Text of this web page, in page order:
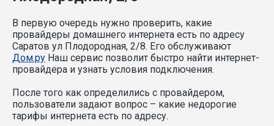
В первую очередь нужно проверить, какие
провайдеры домашнего интернета есть по адресу
Саратов ул Плодородная, 2/8. Его обслуживают
Дом.ру Наш сервис позволит быстро найти интернет-
провайдера и узнать условия подключения.
После того как определились с провайдером,
пользователи задают вопрос – какие недорогие
тарифы интернета есть по адресу.